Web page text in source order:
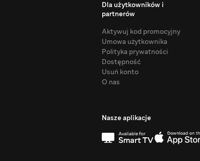
Dla użytkowników i
partnerów
Aktywuj kod promocyjny
Umowa użytkownika
Polityka prywatności
Dostępność
Usuń konto
O nas
Nasze aplikacje